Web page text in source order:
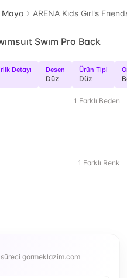
Mayo ARENA Kıds Gırl's
Swım Pro Back
Detayı Desen
Düz
Ürün Tipi
Düz
1 Farklı Beden
1 Farklı Renk
süreci gormeklazim.com